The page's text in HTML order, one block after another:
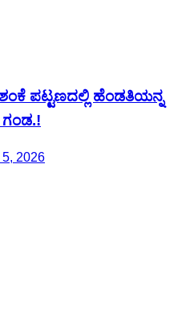
ಪಟ್ಟಣದಲ್ಲಿ ಹೆಂಡತಿಯನ್ನ
2026